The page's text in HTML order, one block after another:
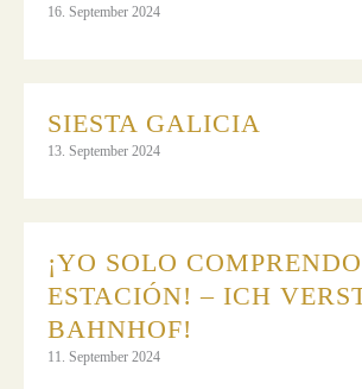
16. September 2024
SIESTA GALICIA
13. September 2024
¡YO SOLO COMPRENDO
ESTACIÓN! – ICH
BAHNHOF!
11. September 2024